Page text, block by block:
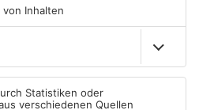
Wächtersbacher
Schwimmbad bleibt heute